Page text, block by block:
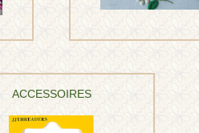
ACCESSOIRES